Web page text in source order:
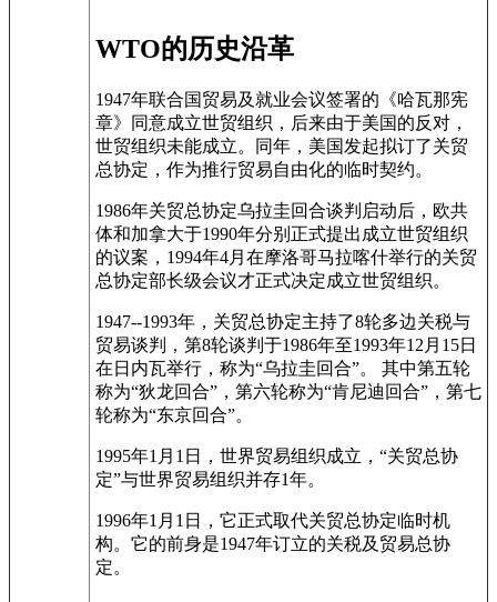
WTO的历史沿革
1947年联合国贸易及就业会议签署的《哈瓦那宪
章》同意成立世贸组织，后来由于美国的反对，
世贸组织未能成立。同年，美国发起拟订了关贸
总协定，作为推行贸易自由化的临时契约。
1986年关贸总协定乌拉圭回合谈判启动后，欧共
体和加拿大于1990年分别正式提出成立世贸组织
的议案，1994年4月在摩洛哥马拉喀什举行的关贸
总协定部长级会议才正式决定成立世贸组织。
1947--1993年，关贸总协定主持了8轮多边关税与
贸易谈判，第8轮谈判于1986年至1993年12月15日
在日内瓦举行，称为“乌拉圭回合”。 其中第五轮
称为“狄龙回合”，第六轮称为“肯尼迪回合”，第七
轮称为“东京回合”。
1995年1月1日，世界贸易组织成立，“关贸总协
定”与世界贸易组织并存1年。
1996年1月1日，它正式取代关贸总协定临时机
构。它的前身是1947年订立的关税及贸易总协
定。